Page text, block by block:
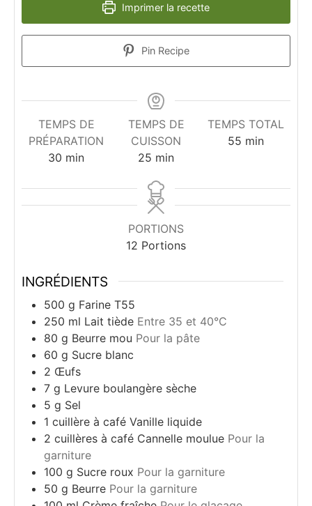
Imprimer la recette
Pin Recipe
TEMPS DE
PRÉPARATION
30 minutes
min
TEMPS DE
CUISSON
25 minutes
min
TEMPS TOTAL
55minutes
min
PORTIONS
12 Portions
INGRÉDIENTS
500 g Farine T55
250 ml Lait tiède Entre 35 et 40°C
80 g Beurre mou Pour la pâte
60 g Sucre blanc
2 Œufs
7 g Levure boulangère sèche
5 g Sel
1 cuillère à café Vanille liquide
2 cuillères à café Cannelle moulue Pour la
garniture
100 g Sucre roux Pour la garniture
50 g Beurre Pour la garniture